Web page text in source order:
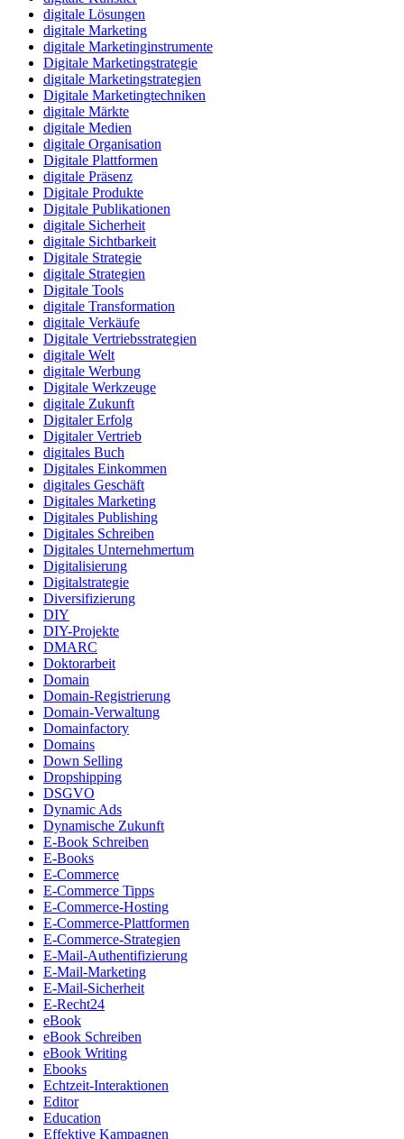
digitale Lösungen
digitale Marketing
digitale Marketinginstrumente
Digitale Marketingstrategie
digitale Marketingstrategien
Digitale Marketingtechniken
digitale Märkte
digitale Medien
digitale Organisation
Digitale Plattformen
digitale Präsenz
Digitale Produkte
Digitale Publikationen
digitale Sicherheit
digitale Sichtbarkeit
Digitale Strategie
digitale Strategien
Digitale Tools
digitale Transformation
digitale Verkäufe
Digitale Vertriebsstrategien
digitale Welt
digitale Werbung
Digitale Werkzeuge
digitale Zukunft
Digitaler Erfolg
Digitaler Vertrieb
digitales Buch
Digitales Einkommen
digitales Geschäft
Digitales Marketing
Digitales Publishing
Digitales Schreiben
Digitales Unternehmertum
Digitalisierung
Digitalstrategie
Diversifizierung
DIY
DIY-Projekte
DMARC
Doktorarbeit
Domain
Domain-Registrierung
Domain-Verwaltung
Domainfactory
Domains
Down Selling
Dropshipping
DSGVO
Dynamic Ads
Dynamische Zukunft
E-Book Schreiben
E-Books
E-Commerce
E-Commerce Tipps
E-Commerce-Hosting
E-Commerce-Plattformen
E-Commerce-Strategien
E-Mail-Authentifizierung
E-Mail-Marketing
E-Mail-Sicherheit
E-Recht24
eBook
eBook Schreiben
eBook Writing
Ebooks
Echtzeit-Interaktionen
Editor
Education
Effektive Kampagnen